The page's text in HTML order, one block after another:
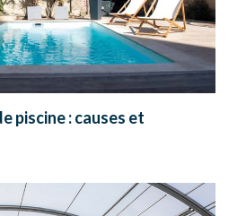
piscine : causes et